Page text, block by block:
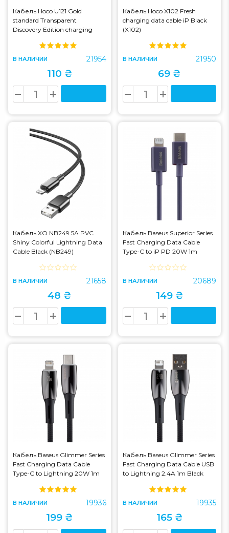
Кабель Hoco U121 Gold
standard Transparent
Discovery Edition charging
В НАЛИЧИИ 21954
110 ₴
Кабель Hoco X102 Fresh
charging data cable iP Black
(X102)
В НАЛИЧИИ 21950
69 ₴
Кабель XO NB249 5A PVC
Shiny Colorful Lightning Data
Cable Black (NB249)
В НАЛИЧИИ 21658
48 ₴
Кабель Baseus Superior Series
Fast Charging Data Cable
Type-C to iP PD 20W 1m
В НАЛИЧИИ 20689
149 ₴
Кабель Baseus Glimmer Series
Fast Charging Data Cable
Type-C to Lightning 20W 1m
В НАЛИЧИИ 19936
199 ₴
Кабель Baseus Glimmer Series
Fast Charging Data Cable USB
to Lightning 2.4A 1m Black
В НАЛИЧИИ 19935
165 ₴